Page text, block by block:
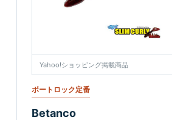
Yahoo!ショッピング掲載商品
ボートロック定番
Betanco